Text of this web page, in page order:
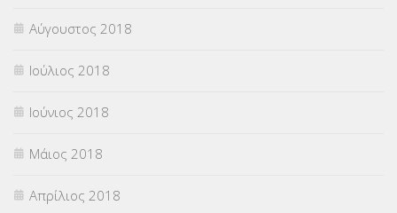
Αύγουστος 2018
Ιούλιος 2018
Ιούνιος 2018
Μάιος 2018
Απρίλιος 2018